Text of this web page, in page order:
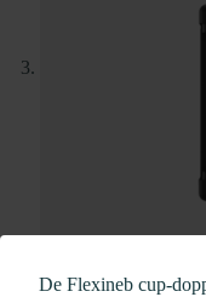
De Flexineb